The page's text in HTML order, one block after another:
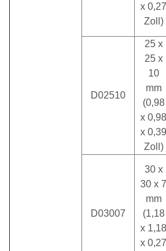
x 0,27
Zoll)
D02510
25 x
25 x
10
mm
(0,98
x 0,98
x 0,39
Zoll)
D03007
30 x
30 x 7
mm
(1,18
x 1,18
x 0,27